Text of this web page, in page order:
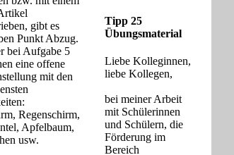
gibt es
Punkt Abzug.
bei Aufgabe 5
eine offene
mit den
Regenschirm,
Apfelbaum,
usw.
Tipp 25
Übungsmaterial
Liebe Kolleginnen,
liebe Kollegen,
bei meiner Arbeit
mit Schülerinnen
und Schülern, die
Förderung im
Bereich